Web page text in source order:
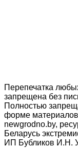
Перепечатка
запрещена без
Полностью
форме
newgrodno.by,
Беларусь
ИП Бубликов И.Н.